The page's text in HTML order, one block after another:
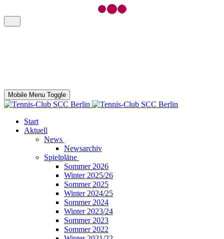
Mobile Menu Toggle
Start
Aktuell
News
Newsarchiv
Spielpläne
Sommer 2026
Winter 2025/26
Sommer 2025
Winter 2024/25
Sommer 2024
Winter 2023/24
Sommer 2023
Sommer 2022